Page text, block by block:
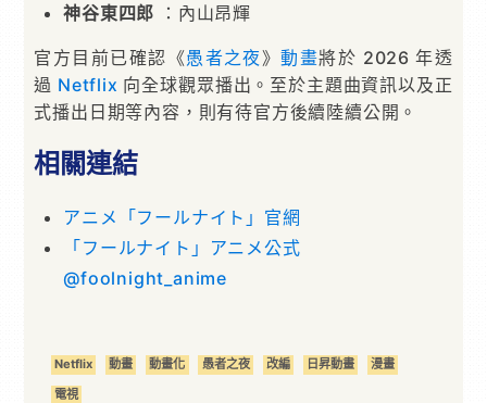
神谷東四郎 ：內山昂輝
官方目前已確認《愚者之夜》動畫將於 2026 年透
過 Netflix 向全球觀眾播出。至於主題曲資訊以及正
式播出日期等內容，則有待官方後續陸續公開。
相關連結
アニメ「フールナイト」官網
「フールナイト」アニメ公式
@foolnight_anime
Netflix 動畫 動畫化 愚者之夜 改編 日昇動畫
漫畫
電視